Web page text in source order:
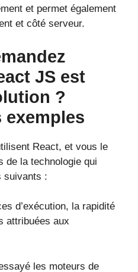
et permet également
et côté serveur.
JS est
?
exemples
React, et vous le
de la technologie qui
suivants :
d’exécution, la rapidité
attribuées aux
les moteurs de